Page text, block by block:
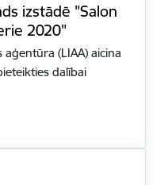
izstādē "Salon
2020"
(LIAA) aicina
dalībai